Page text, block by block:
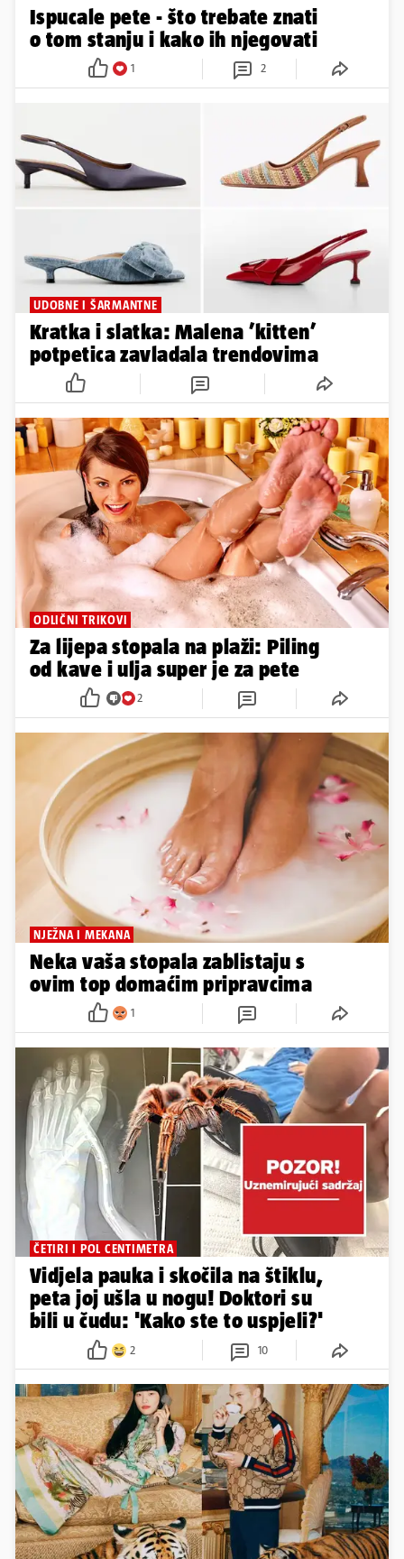
Ispucale pete - što trebate znati
o tom stanju i kako ih njegovati
1 2
UDOBNE I ŠARMANTNE
Kratka i slatka: Malena ’kitten’
potpetica zavladala trendovima
ODLIČNI TRIKOVI
Za lijepa stopala na plaži: Piling
od kave i ulja super je za pete
2
NJEŽNA I MEKANA
Neka vaša stopala zablistaju s
ovim top domaćim pripravcima
1
ČETIRI I POL CENTIMETRA
Vidjela pauka i skočila na štiklu,
peta joj ušla u nogu! Doktori su
bili u čudu: 'Kako ste to uspjeli?'
2 10